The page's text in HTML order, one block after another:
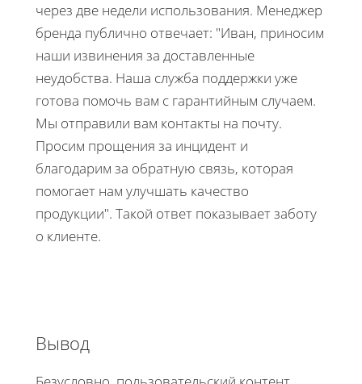
через две недели использования. Менеджер
бренда публично отвечает: "Иван, приносим
наши извинения за доставленные
неудобства. Наша служба поддержки уже
готова помочь вам с гарантийным случаем.
Мы отправили вам контакты на почту.
Просим прощения за инцидент и
благодарим за обратную связь, которая
помогает нам улучшать качество
продукции". Такой ответ показывает заботу
о клиенте.
​​​​​​​Вывод​​​​​​​